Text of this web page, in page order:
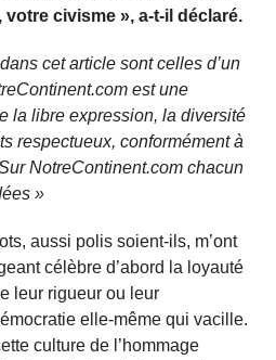
votre civisme », a-t-il déclaré.
cet article sont celles d’un
est une
la libre expression, la diversité
respectueux, conformément à
NotreContinent.com chacun
»
aussi polis soient-ils, m’ont
célèbre d’abord la loyauté
leur rigueur ou leur
elle-même qui vacille.
culture de l’hommage